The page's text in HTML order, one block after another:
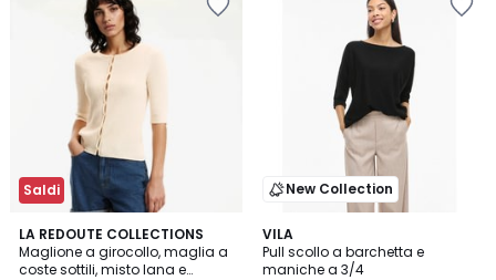
Saldi
LA REDOUTE COLLECTIONS
Maglione a girocollo, maglia a
coste sottili, misto lana e
4
/
5
2
Colori
New Collection
VILA
Pull scollo a barchetta e
maniche a 3/4